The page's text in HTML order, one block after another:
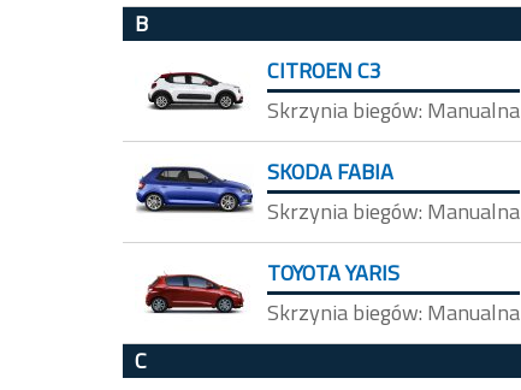
B
CITROEN C3
Skrzynia biegów: Manualna
SKODA FABIA
Skrzynia biegów: Manualna
TOYOTA YARIS
Skrzynia biegów: Manualna
C